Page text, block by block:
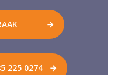
225 0274